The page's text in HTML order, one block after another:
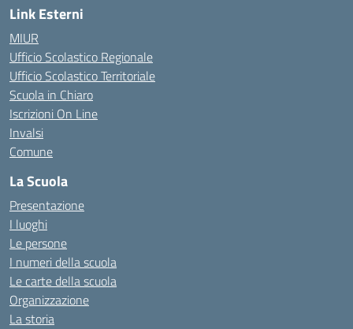
Link Esterni
MIUR
Ufficio Scolastico Regionale
Ufficio Scolastico Territoriale
Scuola in Chiaro
Iscrizioni On Line
Invalsi
Comune
La Scuola
Presentazione
I luoghi
Le persone
I numeri della scuola
Le carte della scuola
Organizzazione
La storia